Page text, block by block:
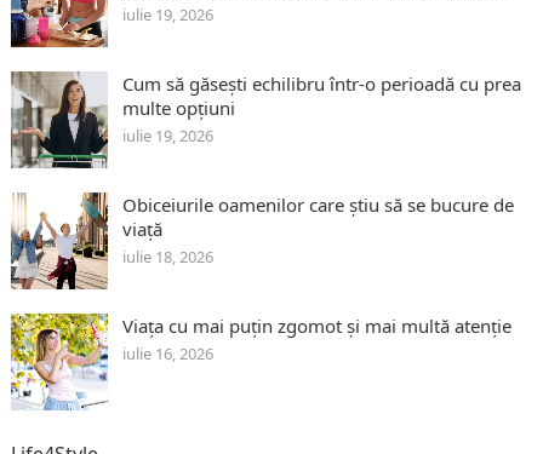
iulie 19, 2026
Cum să găsești echilibru într-o perioadă cu prea
multe opțiuni
iulie 19, 2026
Obiceiurile oamenilor care știu să se bucure de
viață
iulie 18, 2026
Viața cu mai puțin zgomot și mai multă atenție
iulie 16, 2026